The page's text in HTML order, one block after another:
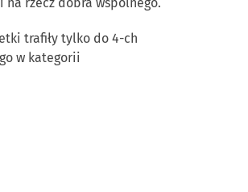
trafiły tylko do 4-ch
w kategorii